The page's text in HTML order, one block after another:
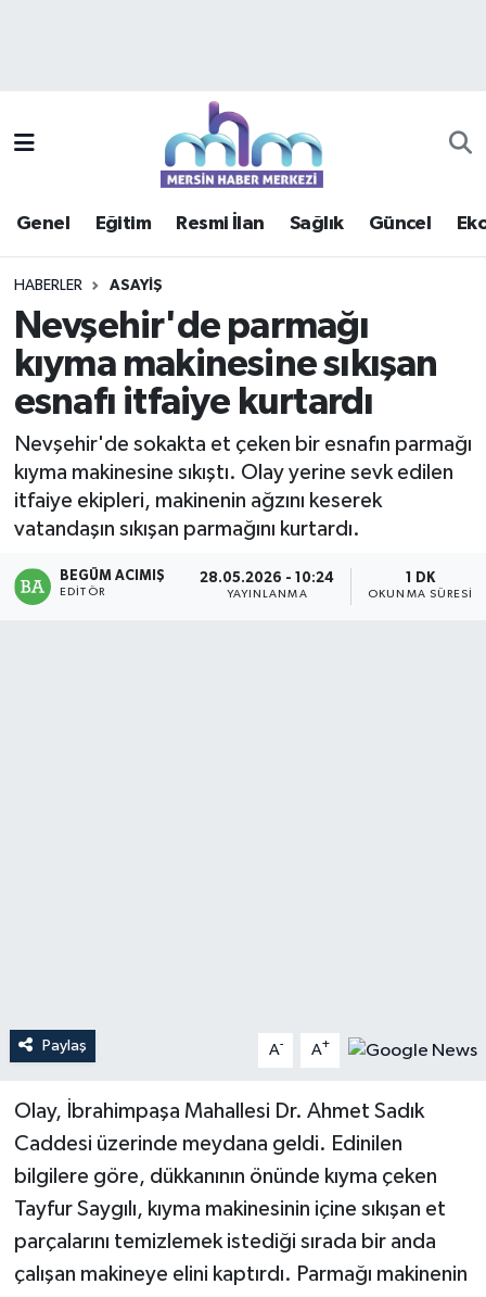
Genel Eğitim Resmi İlan Sağlık Güncel
HABERLER ASAYIŞ
Nevşehir'de parmağı
kıyma makinesine sıkışan
esnafı itfaiye kurtardı
Nevşehir'de sokakta et çeken bir esnafın parmağı
kıyma makinesine sıkıştı. Olay yerine sevk edilen
itfaiye ekipleri, makinenin ağzını keserek
vatandaşın sıkışan parmağını kurtardı.
BEGÜM ACIMIŞ
EDITÖR
28.05.2026 - 10:24
YAYINLANMA
1 DK
OKUNMA SÜRESI
Paylaş A- A+
Olay, İbrahimpaşa Mahallesi Dr. Ahmet Sadık
Caddesi üzerinde meydana geldi. Edinilen
bilgilere göre, dükkanının önünde kıyma çeken
Tayfur Saygılı, kıyma makinesinin içine sıkışan et
parçalarını temizlemek istediği sırada bir anda
çalışan makineye elini kaptırdı. Parmağı makinenin
Güncel
Haberde insan
Kültür - Sanat
Magazin
Mersin
Mersin Trafik Yoğunluk Haritası
Süper Lig Puan Durumu ve Fikstür
Haber Arşivi